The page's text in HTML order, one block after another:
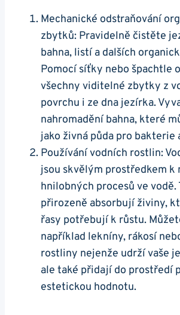
Mechanické ‍odstraňování
zbytků: Pravidelně čistěte⁣
bahna, listí a dalších
Pomocí síťky ⁤nebo špachtle
všechny viditelné zbytky z
povrchu i ze⁢ dna jezírka.
nahromadění bahna, které
jako živná půda pro ‌bakterie
Používání vodních rostlin:
jsou skvělým ‍prostředkem k
hnilobných procesů ve vodě.⁣
přirozeně absorbují živiny,
řasy potřebují k růstu.
⁢například lekníny, rákosí
rostliny nejenže​ udrží vaše
ale také přidají ⁤do prostředí
estetickou hodnotu.